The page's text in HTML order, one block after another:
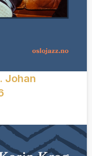
Johan